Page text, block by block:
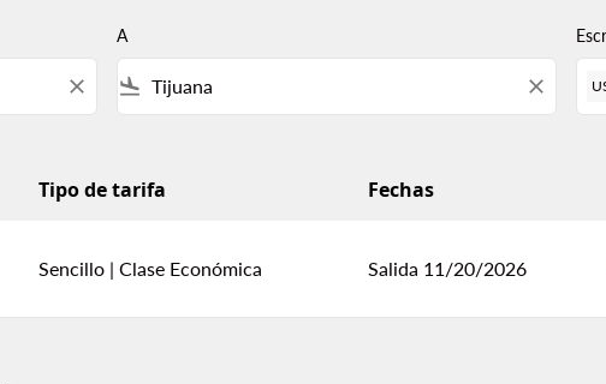
close
A
flight_land close
Tipo de tarifa Fechas
Sencillo | Clase Económica Salida 11/20/2026